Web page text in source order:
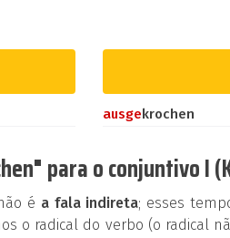
ausgekrochen
para o conjuntivo I
é a fala indireta; esses
o radical do verbo (o radical